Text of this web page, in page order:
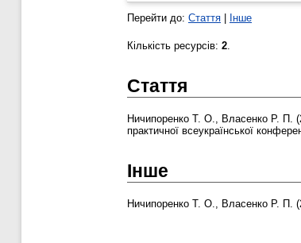
Перейти до: Стаття Інше
Кількість ресурсів: 2.
Стаття
Ничипоренко Т. О., Власенко Р. П.
практичної всеукраїнської
Інше
Ничипоренко Т. О., Власенко Р. П.